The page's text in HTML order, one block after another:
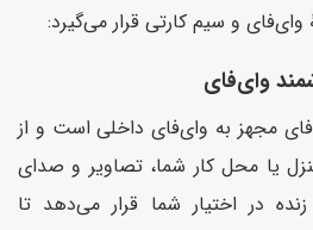
و سیم کارتی قرار می‌گیرد:
مجهز به وای‌فای داخلی است و از
یا محل کار شما، تصاویر و صدای
در اختیار شما قرار می‌دهد تا